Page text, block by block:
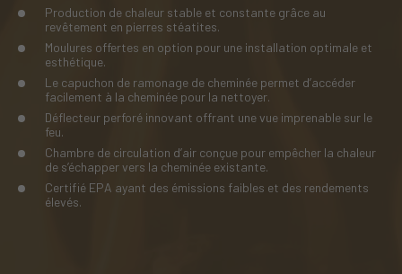
Production de chaleur stable et constante grâce au
revêtement en pierres stéatites.
Moulures offertes en option pour une installation optimale et
esthétique.
Le capuchon de ramonage de cheminée permet d’accéder
facilement à la cheminée pour la nettoyer.
Déflecteur perforé innovant offrant une vue imprenable sur le
feu.
Chambre de circulation d’air conçue pour empêcher la chaleur
de s’échapper vers la cheminée existante.
Certifié EPA ayant des émissions faibles et des rendements
élevés.